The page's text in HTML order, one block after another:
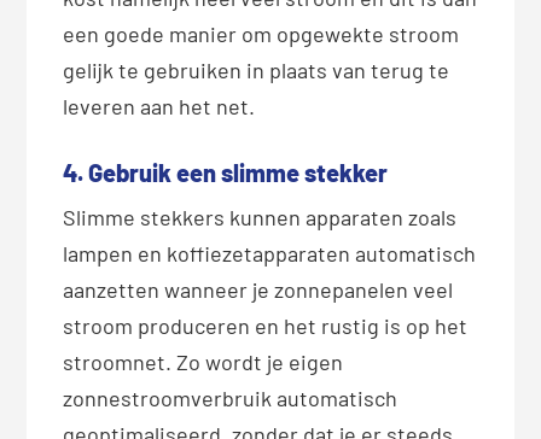
een goede manier om opgewekte stroom
gelijk te gebruiken in plaats van terug te
leveren aan het net.
4. Gebruik een slimme stekker
Slimme stekkers kunnen apparaten zoals
lampen en koffiezetapparaten automatisch
aanzetten wanneer je zonnepanelen veel
stroom produceren en het rustig is op het
stroomnet. Zo wordt je eigen
zonnestroomverbruik automatisch